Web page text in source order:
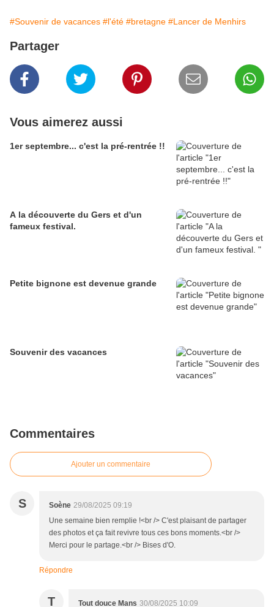
#Souvenir de vacances #l'été #bretagne #Lancer de Menhirs
Partager
Vous aimerez aussi
1er septembre... c'est la pré-rentrée !!
A la découverte du Gers et d'un
fameux festival.
Petite bignone est devenue grande
Souvenir des vacances
Commentaires
Ajouter un commentaire
S Soène 29/08/2025 09:19
Une semaine bien remplie !<br /> C'est plaisant de partager
des photos et ça fait revivre tous ces bons moments.<br />
Merci pour le partage.<br /> Bises d'O.
Répondre
T Tout douce Mans 30/08/2025 10:09